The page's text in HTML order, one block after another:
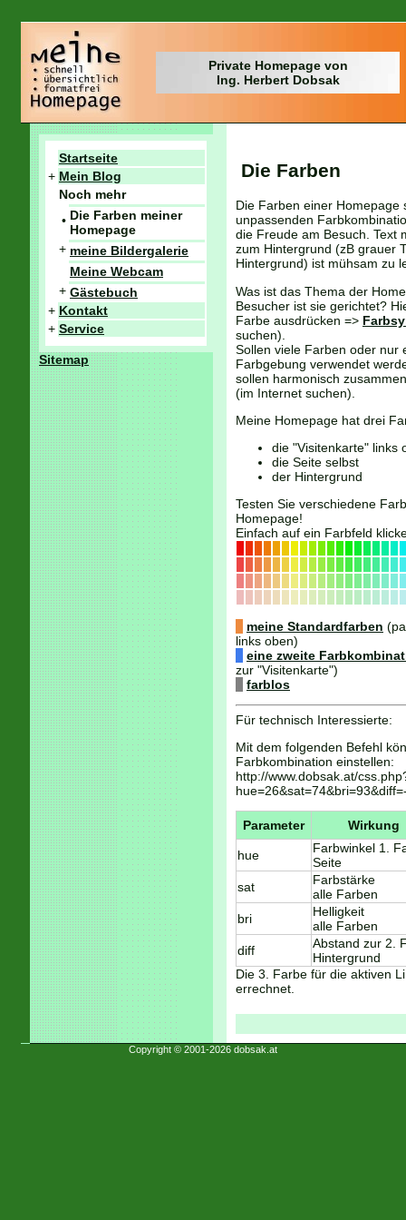
Private Homepage von
Ing. Herbert Dobsak
Startseite
+ Mein Blog
Noch mehr
• Die Farben meiner
Homepage
+ meine Bildergalerie
Meine Webcam
+ Gästebuch
+ Kontakt
+ Service
Sitemap
Die Farben
Die Farben einer Homepage
unpassenden
die Freude am Besuch. Text
zum Hintergrund (zB grauer
Hintergrund) ist mühsam zu
Was ist das Thema der
Besucher ist sie gerichtet?
Farbe ausdrücken =>
suchen).
Sollen viele Farben oder nur
Farbgebung verwendet
sollen harmonisch
(im Internet suchen).
Meine Homepage hat drei
die "Visitenkarte" links
die Seite selbst
der Hintergrund
Testen Sie verschiedene
Homepage!
Einfach auf ein Farbfeld
meine Standardfarben
links oben)
eine zweite
zur "Visitenkarte")
farblos
Für technisch Interessierte:
Mit dem folgenden Befehl
Farbkombination einstellen:
http://www.dobsak.at/
Parameter Wirkung
hue
Farbwinkel 1.
Seite
sat
Farbstärke
alle Farben
bri
Helligkeit
alle Farben
diff
Abstand zur 2.
Hintergrund
Die 3. Farbe für die aktiven
errechnet.
Copyright © 2001-2026 dobsak.at